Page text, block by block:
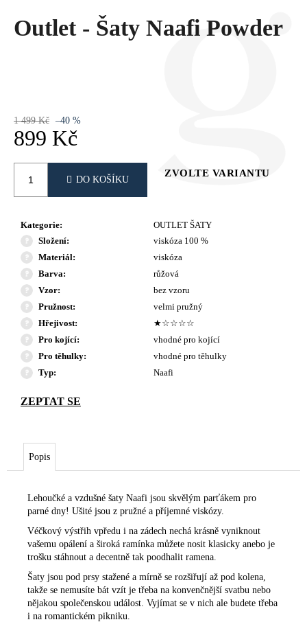
Outlet - Šaty Naafi Powder
1 499 Kč –40 %
899 Kč
DO KOŠÍKU
ZVOLTE VARIANTU
Kategorie:
OUTLET ŠATY
Složení:
viskóza 100 %
Materiál:
viskóza
Barva:
růžová
Vzor:
bez vzoru
Pružnost:
velmi pružný
Hřejivost:
★☆☆☆☆
Pro kojící:
vhodné pro kojící
Pro těhulky:
vhodné pro těhulky
Typ: Naafi
Popis
Lehoučké a vzdušné šaty Naafi jsou skvělým parťákem pro
parné dny! Ušité jsou z pružné a příjemné viskózy.
Véčkový výstřih vpředu i na zádech nechá krásně vyniknout
vašemu opálení a široká ramínka můžete nosit klasicky anebo je
trošku stáhnout a decentně tak poodhalit ramena.
Šaty jsou pod prsy stažené a mírně se rozšiřují až pod kolena,
takže se nemusíte bát vzít je třeba na konvenčnější svatbu nebo
nějakou společenskou událost. Vyjímat se v nich ale budete třeba
i na romantickém pikniku.
U
J